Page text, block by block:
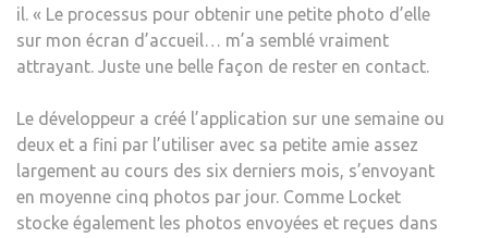
il. « Le processus pour obtenir une petite photo d’elle
sur mon écran d’accueil… m’a semblé vraiment
attrayant. Juste une belle façon de rester en contact.
Le développeur a créé l’application sur une semaine ou
deux et a fini par l’utiliser avec sa petite amie assez
largement au cours des six derniers mois, s’envoyant
en moyenne cinq photos par jour. Comme Locket
stocke également les photos envoyées et reçues dans